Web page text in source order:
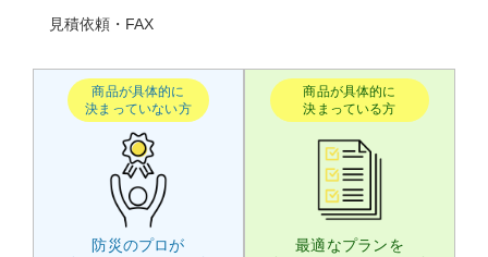
見積依頼・FAX
商品が具体的に
決まっていない方
防災のプロが
商品が具体的に
決まっている方
最適なプランを